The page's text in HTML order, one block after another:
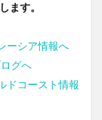
ます。